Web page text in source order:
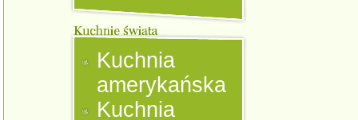
Kuchnia
amerykańska
Kuchnia